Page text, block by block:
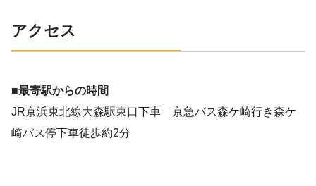
アクセス
■最寄駅からの時間
JR京浜東北線大森駅東口下車 京急バス森ケ崎行き森ケ
崎バス停下車徒歩約2分